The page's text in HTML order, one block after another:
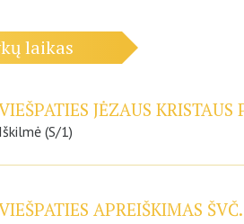
laikas
JĖZAUS
Iškilmė (S/1)
APREIŠKIMAS